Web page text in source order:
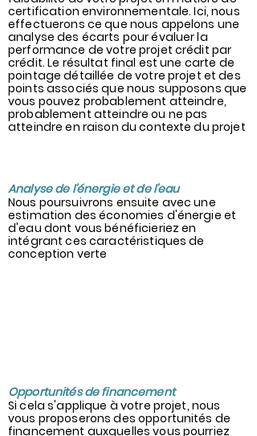
certification environnementale. Ici, nous
effectuerons ce que nous appelons une
analyse des écarts pour évaluer la
performance de votre projet crédit par
crédit. Le résultat final est une carte de
pointage détaillée de votre projet et des
points associés que nous supposons que
vous pouvez probablement atteindre,
probablement atteindre ou ne pas
atteindre en raison du contexte du projet
Analyse de l'énergie et de l'eau
Nous poursuivrons ensuite avec une
estimation des économies d'énergie et
d'eau dont vous bénéficieriez en
intégrant ces caractéristiques de
conception verte
Opportunités de financement
Si cela s'applique à votre projet, nous
vous proposerons des opportunités de
financement auxquelles vous pourriez